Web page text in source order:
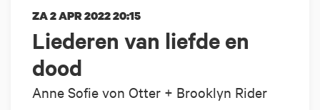
Liederen van liefde en
dood
Anne Sofie von Otter + Brooklyn Rider
ZA 2 APR 202220:15